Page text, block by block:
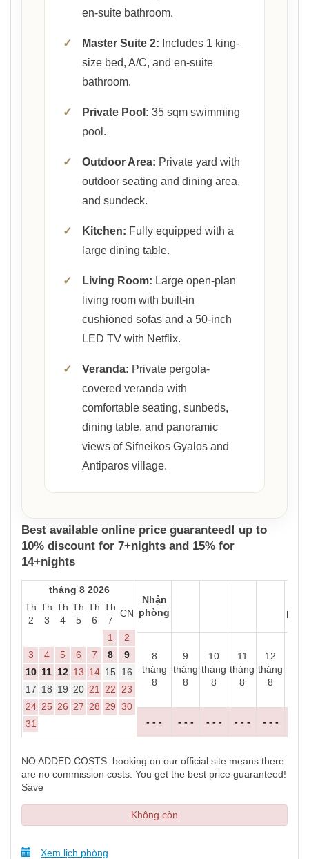
en-suite bathroom.
✓ Master Suite 2: Includes 1 king-
size bed, A/C, and en-suite
bathroom.
✓ Private Pool: 35 sqm swimming
pool.
✓ Outdoor Area: Private yard with
outdoor seating and dining area,
and sundeck.
✓ Kitchen: Fully equipped with a
large dining table.
✓ Living Room: Large open-plan
living room with built-in
cushioned sofas and a 50-inch
LED TV with Netflix.
✓ Veranda: Private pergola-
covered veranda with
comfortable seating, sunbeds,
dining table, and panoramic
views of Sifneikos Gyalos and
Antiparos village.
Best available online price guaranteed! up to
10% discount for 7+nights and 15% for
14+nights
tháng 8 2026
Th
2
Th
3
Th
4
Th
5
Th
6
Th
7
CN
1
2
3
4 5 6 7 8
9
10 11 12 13 14 15 16
17 18 19 20 21 22
23
24 25 26 27 28 29 30
31
Nhận
phòng
8
tháng
8
9
tháng
8
10
tháng
8
11
tháng
8
12
tháng
8
- - - - - - - - - - - - - - -
NO ADDED COSTS: booking on our official site means there
are no commission costs. You get the best price guaranteed!
Save
Không còn
Xem lịch phòng